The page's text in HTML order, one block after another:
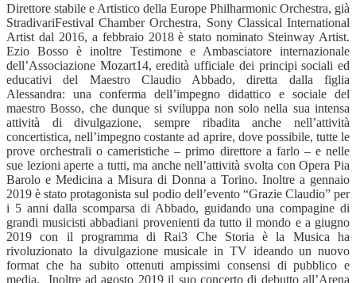
Direttore stabile e Artistico della Europe Philharmonic Orchestra, già
StradivariFestival Chamber Orchestra, Sony Classical International
Artist dal 2016, a febbraio 2018 è stato nominato Steinway Artist.
Ezio Bosso è inoltre Testimone e Ambasciatore internazionale
dell’Associazione Mozart14, ereditàufficiale dei principi sociali ed
educativi del Maestro Claudio Abbado, diretta dalla figlia
Alessandra: una conferma dell’impegno didattico e sociale del
maestro Bosso, che dunque si sviluppa non solo nella sua intensa
attività di divulgazione, sempre ribadita anche nell’attività
concertistica, nell’impegno costante ad aprire, dove possibile, tutte le
prove orchestrali o cameristiche – primo direttore a farlo – e nelle
sue lezioni aperte a tutti, ma anche nell’attivitàsvolta con Opera Pia
Barolo e Medicina a Misura di Donna a Torino. Inoltre a gennaio
2019 è stato protagonista sul podio dell’evento “Grazie Claudio”per
i 5 anni dalla scomparsa di Abbado, guidando una compagine di
grandi musicisti abbadiani provenienti da tutto il mondo e a giugno
2019 con il programma di Rai3 Che Storia è la Musica ha
rivoluzionato la divulgazione musicale in TV ideando un nuovo
format che ha subito ottenuti ampissimi consensi di pubblico e
media.
Inoltre ad agosto 2019 il suo concerto di debutto all’Arena